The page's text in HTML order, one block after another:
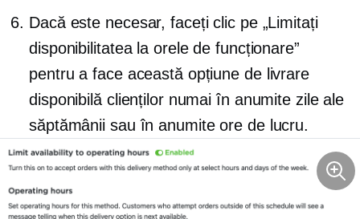
Dacă este necesar, faceți clic pe „Limitați
disponibilitatea la orele de funcționare”
pentru a face această opțiune de livrare
disponibilă clienților numai în anumite zile ale
săptămânii sau în anumite ore de lucru.